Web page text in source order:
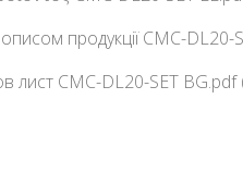
продукції CMC-DL20-
лист CMC-DL20-SET BG.pdf